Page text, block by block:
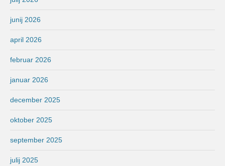
junij 2026
april 2026
februar 2026
januar 2026
december 2025
oktober 2025
september 2025
julij 2025